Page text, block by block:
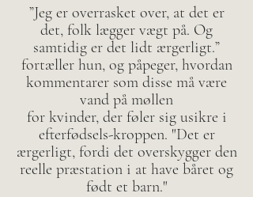
”Jeg er overrasket over, at det er
det, folk lægger vægt på. Og
samtidig er det lidt ærgerligt.”
fortæller hun, og påpeger, hvordan
kommentarer som disse må være
vand på møllen
for kvinder, der føler sig usikre i
efterfødsels-kroppen. "Det er
ærgerligt, fordi det overskygger den
reelle præstation i at have båret og
født et barn."